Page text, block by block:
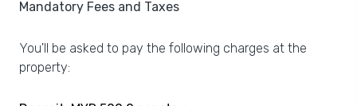
Mandatory Fees and Taxes
You'll be asked to pay the following charges at the
property: